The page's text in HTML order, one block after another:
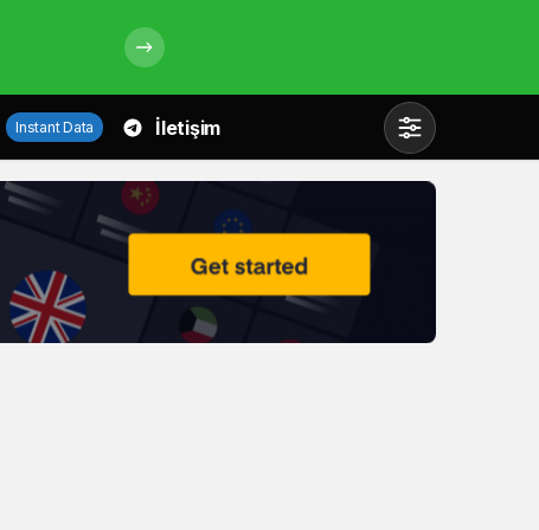
Instant Data İletişim
Mod
değiştir
Gündüz Modu
Gündüz modunu seçin.